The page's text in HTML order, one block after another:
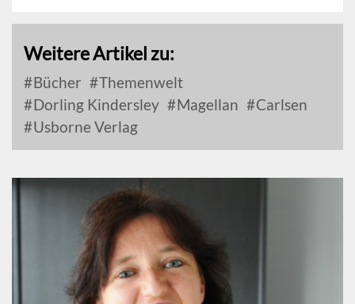
Weitere Artikel zu:
Bücher
Themenwelt
Dorling Kindersley
Magellan
Carlsen
Usborne Verlag